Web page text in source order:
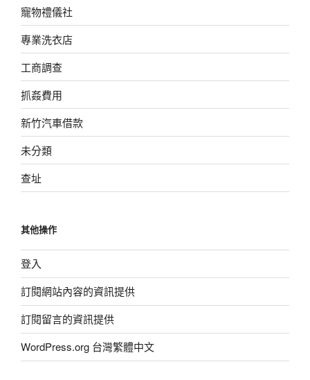
寵物禮儀社
專業洗衣店
工商調查
抓姦費用
新竹汽車借款
未分類
查址
其他操作
登入
訂閱網站內容的資訊提供
訂閱留言的資訊提供
WordPress.org 台灣繁體中文